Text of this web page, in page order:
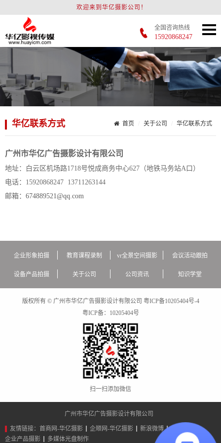
欢迎来到华亿摄影公司！
全国咨询热线
15920868247
华亿联系方式 首页 关于公司 华亿联系方式
广州市华亿广告摄影设计有限公司
地址：白云区机场路1718号悦成商务中心627（地铁马务站A口）
电话：15920868247 13711263144
邮箱： 674889521@qq.com
企业形象拍摄 教育课程录制 vr全景空间摄影 会议活动跟拍
设备产品拍摄 关于公司 公司资讯 知识学堂
版权所有 © 广州市华亿广告摄影设计有限公司 粤ICP备10205404号-4
粤ICP备：
10205404号
扫一扫添加微信
广州市华亿广告摄影设计有限公司
友情链接： 首商网-华亿摄影 企顺网-华亿摄影 新浪微博
广告设计
企业产品摄影
多媒体光盘制作